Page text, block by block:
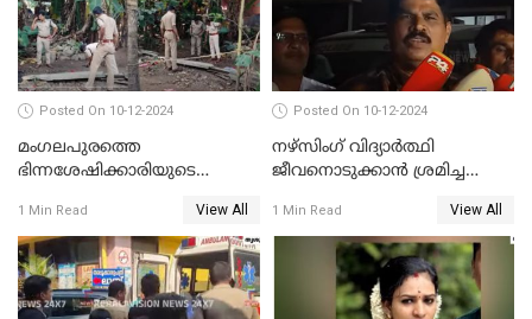
Posted On 10-12-2024
മംഗലപുരത്തെ
ഭിന്നശേഷിക്കാരിയുടെ
സംശയിക്കുന്നയാള്‍
കസ്റ്റഡിയില്‍
1 Min Read View All
Posted On 10-12-2024
നഴ്‌സിംഗ് വിദ്യാർത്ഥി
ജീവനൊടുക്കാന്‍ ശ്രമിച്ച
മാറ്റിയതായി മൻസൂർ
ആശുപത്രി എം.ഡി ഷംസുദ്ദീൻ
1 Min Read View All